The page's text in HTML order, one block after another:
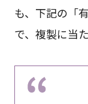
も、下記の「
で、複製に当